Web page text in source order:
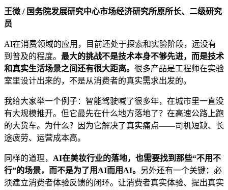
王微 / 国务院发展研究中心市场经济研究所原所长、二级研究
员
AI在消费领域的应用，目前还处于探索和实验阶段，远没有
到普及的程度。 最大的挑战不是技术本身不够先进，而是技术
和真实生活场景之间还有很大距离。 很多产品是工程师在实验
室里设计出来的，不是从消费者的真实需求出发的。
我给大家举一个例子：智能驾驶喊了很多年，在城市里一直没
有大规模推开。但它最先在什么地方落地了？在高速公路上跑
的大货车。为什么？因为它解决了真实痛点——司机短缺、长
途疲劳、运营成本高。
同样的道理， AI在美妆行业的落地，也需要找到那些“不用不
行”的场景，而不是为了用AI而用AI。 另外还有一个关键：必
须建立消费者体验反馈的闭环。让消费者真实体验、提出真实